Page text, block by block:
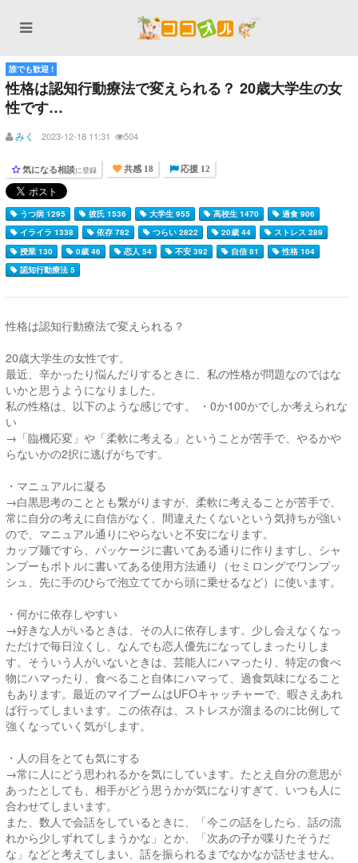
誰でも歓迎 !
性格は認知行動療法で変えられる？ 20歳大学生の女
性です…
みく 2023-12-18 11:31 504
気になる相談に登録 共感 18 応援 12
うつ病 1295 彼氏 1536 大学生 955 高校生 1470
過食 906
イライラ 1338
依存 782 つらい 2822 20歳 44
ストレス 289
授業 130
0歳 46 恋人 54 不安 392 自信 81
性格 104
認知行動療法 5
性格は認知行動療法で変えられる？
20歳大学生の女性です。
最近、辛かったり悩んだりするときに、私の性格が問題なのではな
いかと思うようになりました。
私の性格は、以下のような感じです。 ・0か100かでしか考えられな
い
→「臨機応変」や「柔軟に考える」ということが苦手で、やるかや
らないかの2択に逃げがちです。
・マニュアルに凝る
→白黒思考のこととも繋がりますが、柔軟に考えることが苦手で、
常に自分の考えに自信がなく、間違えたくないという気持ちが強い
ので、マニュアル通りにやらないと不安になります。
カップ麺ですら、パッケージに書いてある通りに作りますし、シャ
ンプーもボトルに書いてある使用方法通り（セミロングでワンプッ
シュ、先に手のひらで泡立ててから頭に乗せるなど）に使います。
・何かに依存しやすい
→好きな人がいるときは、その人に依存します。少し会えなくなっ
ただけで毎日泣くし、なんでも恋人優先になってしまったりしま
す。そういう人がいないときは、芸能人にハマったり、特定の食べ
物にハマったり、食べること自体にハマって、過食気味になること
もあります。最近のマイブームはUFOキャッチャーで、暇さえあれ
ば行ってしまいます。この依存は、ストレスが溜まるのに比例して
強くなっていく気がします。
・人の目をとても気にする
→常に人にどう思われるかを気にしています。たとえ自分の意思が
あったとしても、相手がどう思うかが気になりすぎて、いつも人に
合わせてしまいます。
また、数人で会話をしているときに、「今この話をしたら、話の流
れから少しずれてしまうかな」とか、「次あの子が喋りたそうだ
な」などと考えてしまい、話を振られるまでなかなか話せません。